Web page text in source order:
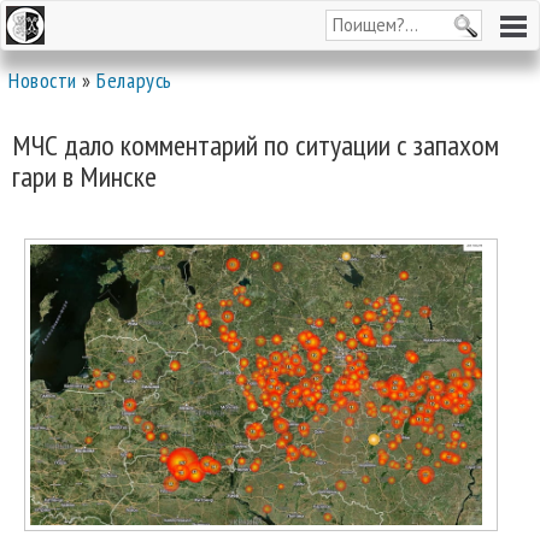
Новости»Беларусь
МЧС дало комментарий по ситуации с запахом
гари в Минске